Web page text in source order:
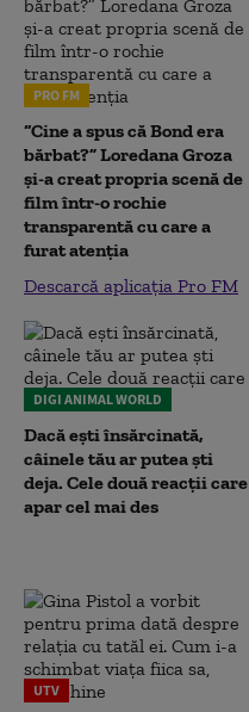
PRO FM
“Cine a spus că Bond era
bărbat?” Loredana Groza
și-a creat propria scenă de
film într-o rochie
transparentă cu care a
furat atenția
Descarcă aplicația Pro FM
DIGI ANIMAL WORLD
Dacă ești însărcinată,
câinele tău ar putea ști
deja. Cele două reacții care
apar cel mai des
UTV